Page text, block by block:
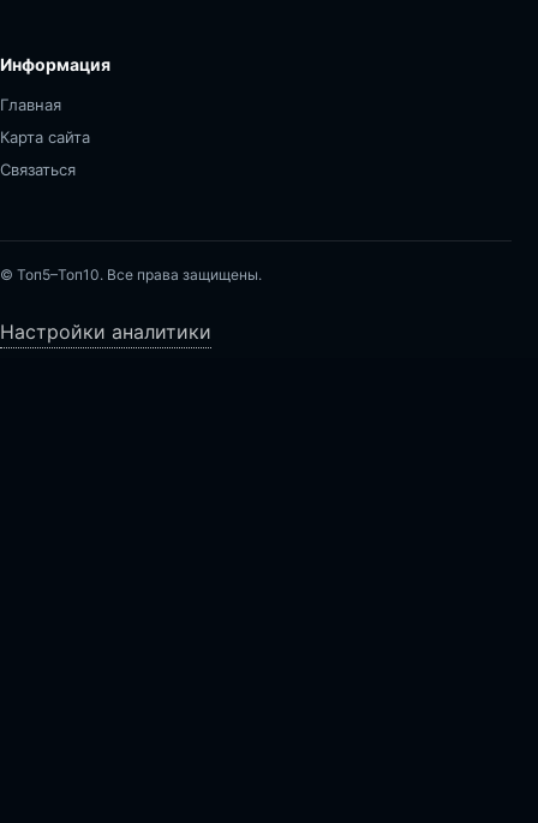
Информация
Главная
Карта сайта
Связаться
© Топ5–Топ10. Все права защищены.
Настройки аналитики